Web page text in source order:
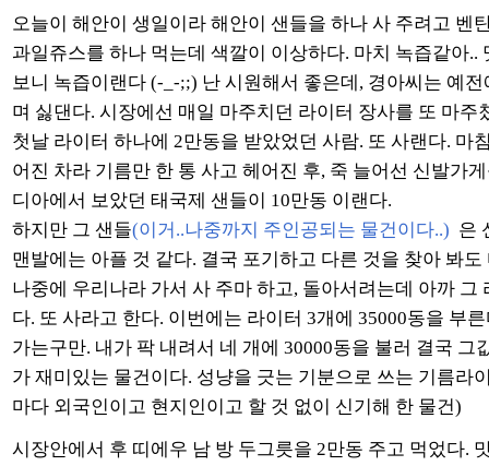
오늘이 해안이 생일이라 해안이 샌들을 하나 사 주려고 벤
과일쥬스를 하나 먹는데 색깔이 이상하다. 마치 녹즙같아..
보니 녹즙이랜다 (-_-;;) 난 시원해서 좋은데, 경아씨는 예
며 싫댄다. 시장에선 매일 마주치던 라이터 장사를 또 마주
첫날 라이터 하나에 2만동을 받았었던 사람. 또 사랜다. 마
어진 차라 기름만 한 통 사고 헤어진 후, 죽 늘어선 신발가
디아에서 보았던 태국제 샌들이 10만동 이랜다.
하지만 그 샌들(이거..나중까지 주인공되는 물건이다..) 은
맨발에는 아플 것 같다. 결국 포기하고 다른 것을 찾아 봐
나중에 우리나라 가서 사 주마 하고, 돌아서려는데 아까 그
다. 또 사라고 한다. 이번에는 라이터 3개에 35000동을 부
가는구만. 내가 팍 내려서 네 개에 30000동을 불러 결국 그
가 재미있는 물건이다. 성냥을 긋는 기분으로 쓰는 기름라
마다 외국인이고 현지인이고 할 것 없이 신기해 한 물건)
시장안에서 후 띠에우 남 방 두그릇을 2만동 주고 먹었다.